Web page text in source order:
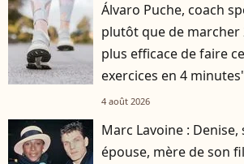
Álvaro Puche, coach
plutôt que de marcher
plus efficace de faire
exercices en 4
4 août 2026
Marc Lavoine :
épouse, mère de son